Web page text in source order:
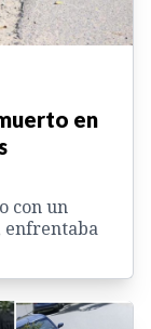
en
con un
enfrentaba